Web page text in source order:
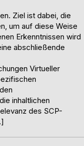
Ziel ist dabei, die
um auf diese Weise
Erkenntnissen wird
abschließende
Virtueller
inhaltlichen
des SCP-